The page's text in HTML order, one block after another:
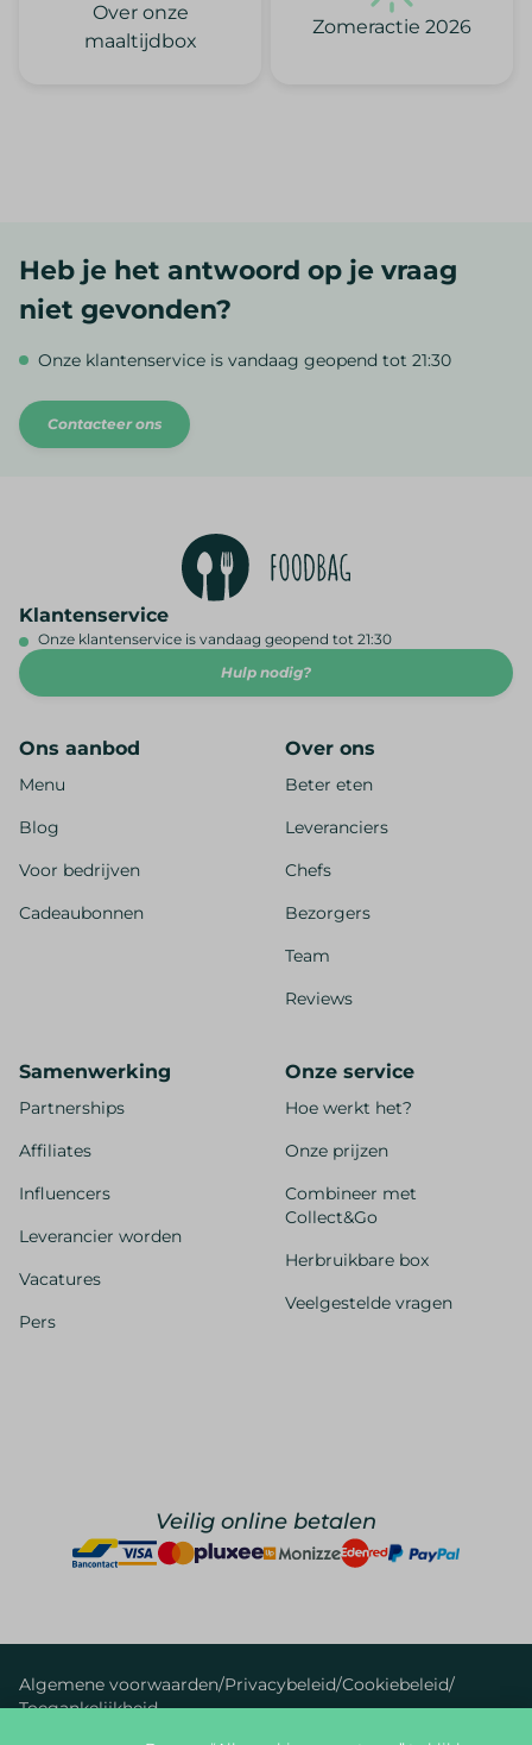
Over onze
maaltijdbox
Zomeractie 2026
Heb je het antwoord op je vraag
niet gevonden?
Onze klantenservice is vandaag geopend tot 21:30
Contacteer ons
Ons aanbod
Menu
Blog
Voor bedrijven
Cadeaubonnen
Over ons
Beter eten
Leveranciers
Chefs
Bezorgers
Team
Reviews
Samenwerking
Partnerships
Affiliates
Influencers
Leverancier worden
Vacatures
Pers
Onze service
Hoe werkt het?
Onze prijzen
Combineer met
Collect&Go
Herbruikbare box
Veelgestelde vragen
Klantenservice
Onze klantenservice is vandaag geopend tot 21:30
Hulp nodig?
Veilig online betalen
Algemene voorwaarden/Privacybeleid/Cookiebeleid/
Toegankelijkheid